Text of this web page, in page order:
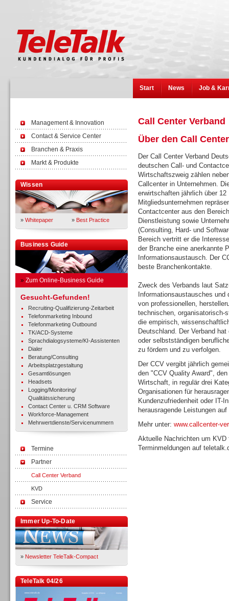
Start News Job &
Management & Innovation
Contact & Service Center
Branchen & Praxis
Markt & Produkte
Wissen
» Whitepaper » Best Practice
Business Guide
» Zum Online-Business Guide
Gesucht-Gefunden!
Recruiting-Qualifizierung-Zeitarbeit
Telefonmarketing Inbound
Telefonmarketing Outbound
TK/ACD-Systeme
Sprachdialogsysteme/KI-Assistenten
Dialer
Beratung/Consulting
Arbeitsplatzgestaltung
Gesamtlösungen
Headsets
Logging/Monitoring/
Qualitätssicherung
Contact Center u. CRM Software
Workforce-Management
Mehrwertdienste/Servicenummern
Termine
Partner
Call Center Verband
KVD
Service
Immer Up-To-Date
» Newsletter TeleTalk-Compact
TeleTalk 04/26
Call Center Verband
Über den Call
Der Call Center Verband
deutschen Call- und
Wirtschaftszweig zählen
Callcenter in Unternehmen.
erwirtschaften jährlich über
Mitgliedsunternehmen
Contactcenter aus den
Dienstleistung sowie
(Consulting, Hard- und
Bereich vertritt er die
der Branche eine anerkannte
Informationsaustausch. Der
beste Branchenkontakte.
Zweck des Verbands laut
Informationsaustausches
von professionellen,
technischen, organisatorisch-
die empirisch,
Deutschland. Der Verband
oder selbstständigen
zu fördern und zu verfolgen.
Der CCV vergibt jährlich
den "CCV Quality Award",
Wirtschaft, in regulär drei
Organisationen für
Kundenzufriedenheit oder IT-
herausragende Leistungen
Mehr unter: www.callcenter-
Aktuelle Nachrichten um
Terminmeldungen auf